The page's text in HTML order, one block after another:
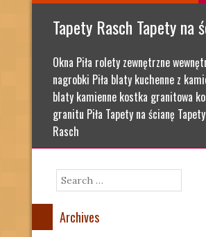
Tapety Rasch Tapety na
Okna Piła rolety zewnętrzne
nagrobki Piła blaty kuchenne z
blaty kamienne kostka granitowa
granitu Piła Tapety na ścianę Tapety
Rasch
Search
Archives